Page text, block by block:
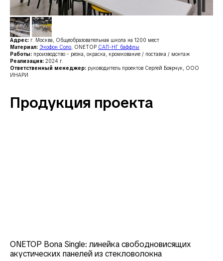
Адрес: г. Москва, Общеобразовательная школа на 1200 мест
Материал: Экофон Соло, ONETOP САП-НГ баффлы
Работы: производство - резка, окраска, кромкование / поставка / монтаж
Реализация: 2024 г.
Ответственный менеджер: руководитель проектов Сергей Боярчук, ООО
ИНАРИ
Продукция проекта
ONETOP Bona Single: линейка свободновисящих
акустических панелей из стекловолокна